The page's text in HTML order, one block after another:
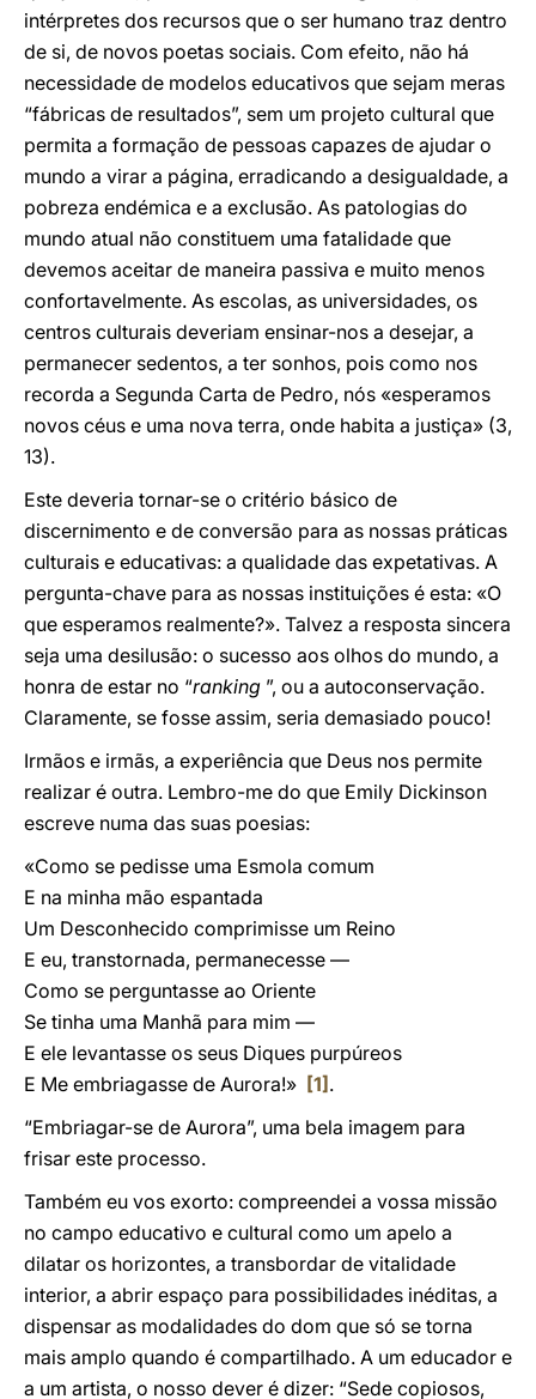
intérpretes dos recursos que o ser humano traz dentro
de si, de novos poetas sociais. Com efeito, não há
necessidade de modelos educativos que sejam meras
“fábricas de resultados”, sem um projeto cultural que
permita a formação de pessoas capazes de ajudar o
mundo a virar a página, erradicando a desigualdade, a
pobreza endémica e a exclusão. As patologias do
mundo atual não constituem uma fatalidade que
devemos aceitar de maneira passiva e muito menos
confortavelmente. As escolas, as universidades, os
centros culturais deveriam ensinar-nos a desejar, a
permanecer sedentos, a ter sonhos, pois como nos
recorda a Segunda Carta de Pedro, nós «esperamos
novos céus e uma nova terra, onde habita a justiça» (3,
13).
Este deveria tornar-se o critério básico de
discernimento e de conversão para as nossas práticas
culturais e educativas: a qualidade das expetativas. A
pergunta-chave para as nossas instituições é esta: «O
que esperamos realmente?». Talvez a resposta sincera
seja uma desilusão: o sucesso aos olhos do mundo, a
honra de estar no “ranking ”, ou a autoconservação.
Claramente, se fosse assim, seria demasiado pouco!
Irmãos e irmãs, a experiência que Deus nos permite
realizar é outra. Lembro-me do que Emily Dickinson
escreve numa das suas poesias:
«Como se pedisse uma Esmola comum
E na minha mão espantada
Um Desconhecido comprimisse um Reino
E eu, transtornada, permanecesse —
Como se perguntasse ao Oriente
Se tinha uma Manhã para mim —
E ele levantasse os seus Diques purpúreos
E Me embriagasse de Aurora!» [1] .
“Embriagar-se de Aurora”, uma bela imagem para
frisar este processo.
Também eu vos exorto: compreendei a vossa missão
no campo educativo e cultural como um apelo a
dilatar os horizontes, a transbordar de vitalidade
interior, a abrir espaço para possibilidades inéditas, a
dispensar as modalidades do dom que só se torna
mais amplo quando é compartilhado. A um educador e
a um artista, o nosso dever é dizer: “Sede copiosos,